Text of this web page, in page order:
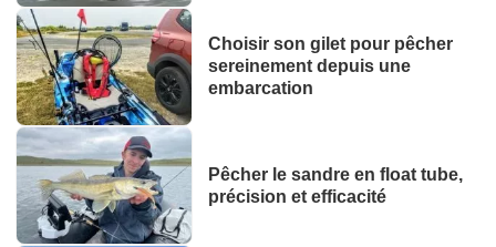
Choisir son gilet pour pêcher
sereinement depuis une
embarcation
Pêcher le sandre en float tube,
précision et efficacité